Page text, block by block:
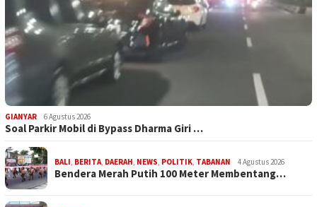
GIANYAR 6 Agustus 2026
Soal Parkir Mobil di Bypass Dharma Giri …
BALI BERITA DAERAH NEWS POLITIK TABANAN 4 Agustus 2026
Bendera Merah Putih 100 Meter Membentang…